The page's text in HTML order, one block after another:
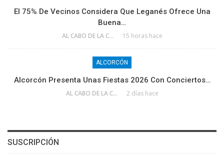
El 75% De Vecinos Considera Que Leganés Ofrece Una
Buena…
AL CABO DE LA CALLE 15 horas hace
ALCORCÓN
Alcorcón Presenta Unas Fiestas 2026 Con Conciertos…
AL CABO DE LA CALLE 2 días hace
SUSCRIPCIÓN